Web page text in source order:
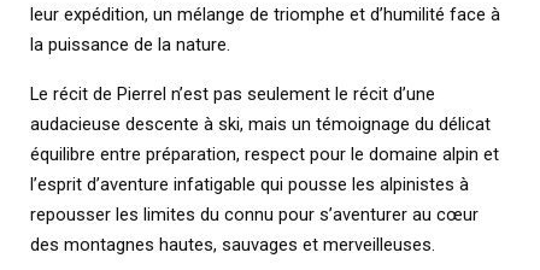
leur expédition, un mélange de triomphe et d’humilité face à
la puissance de la nature.
Le récit de Pierrel n’est pas seulement le récit d’une
audacieuse descente à ski, mais un témoignage du délicat
équilibre entre préparation, respect pour le domaine alpin et
l’esprit d’aventure infatigable qui pousse les alpinistes à
repousser les limites du connu pour s’aventurer au cœur
des montagnes hautes, sauvages et merveilleuses.